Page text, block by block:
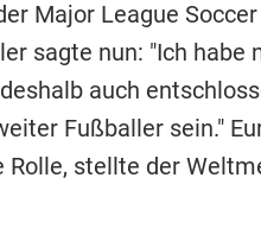
Major League
sagte nun: "Ich habe
auch
Fußballer sein."
Rolle, stellte der